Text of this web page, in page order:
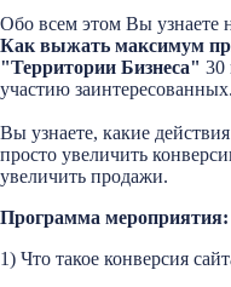
Обо всем этом Вы узнаете
Как выжать максимум
"Территории Бизнеса" 30
участию заинтересованных.
Вы узнаете, какие
просто увеличить
увеличить продажи.
Программа мероприятия:
1) Что такое конверсия